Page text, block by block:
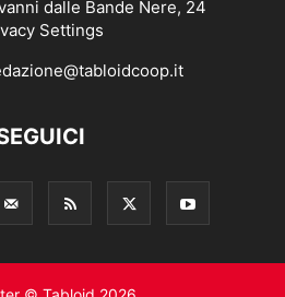
dalle Bande Nere, 24
Settings